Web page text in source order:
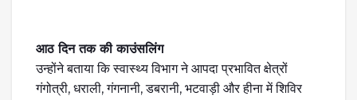
आठ दिन तक की काउंसलिंग
उन्होंने बताया कि स्वास्थ्य विभाग ने आपदा प्रभावित क्षेत्रों
गंगोत्री, धराली, गंगनानी, डबरानी, भटवाड़ी और हीना में शिविर